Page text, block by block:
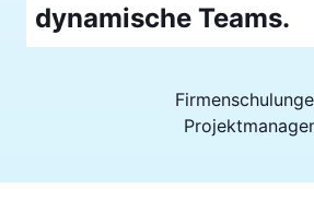
dynamische Teams.